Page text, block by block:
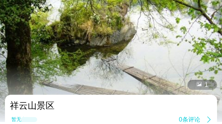
 1
祥云山景区
暂无点评 0条评论 
